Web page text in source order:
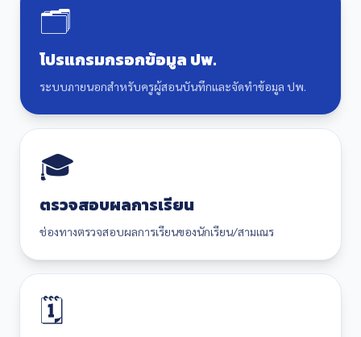
🗂️
โปรแกรมกรอกข้อมูล ปพ.
ระบบภายนอกสำหรับครูผู้สอนบันทึกและจัดทำข้อมูล ปพ.
🎓
ตรวจสอบผลการเรียน
ช่องทางตรวจสอบผลการเรียนของนักเรียน/สามเณร
🗓️